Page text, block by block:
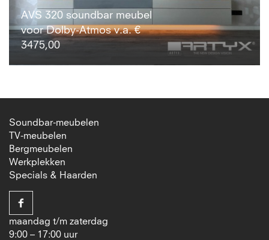
AVS 320 soundbar meubel
voor Dolby-Atmos v.a. €
3475,00
Soundbar-meubelen
TV-meubelen
Bergmeubelen
Werkplekken
Specials & Haarden
maandag t/m zaterdag
9:00 – 17:00 uur